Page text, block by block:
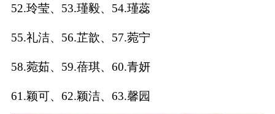
字
典
52.玲莹、53.瑾毅、54.瑾蕊
55.礼洁、56.芷歆、57.菀宁
58.菀茹、59.蓓琪、60.青妍
61.颖可、62.颖洁、63.馨园